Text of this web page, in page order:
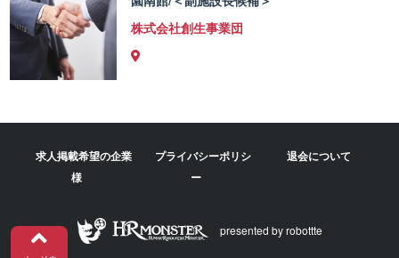
株式会社創生事業団
求人掲載希望の企業
様
プライバシーポリシ
ー
退会について
presented by robottte